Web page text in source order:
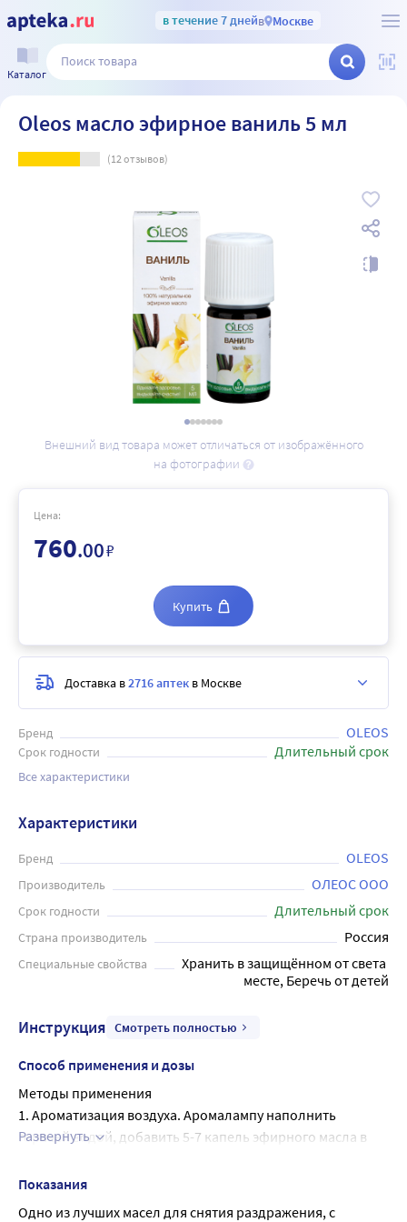
в течение 7 днейв Москве
Каталог
Oleos масло эфирное ваниль 5 мл
(12отзывов)
Внешний вид товара может отличаться от изображённого
на фотографии
Бренд OLEOS
Срок годности Длительный срок
Все характеристики
Цена:
760.00₽
Купить
Доставка в2716 аптек в Москве
Характеристики
Бренд OLEOS
Производитель ОЛЕОС ООО
Срок годности Длительный срок
Страна производитель Россия
Специальные свойства
Хранить в защищённом от света
месте, Беречь от детей
Инструкция Смотреть полностью
Способ применения и дозы
Методы применения
1. Ароматизация воздуха. Аромалампу наполнить
горячей водой, добавить 5-7 капель эфирного масла в
площади. В нижнюю часть аромалампы поместить
Развернуть
Показания
Одно из лучших масел для снятия раздражения, с